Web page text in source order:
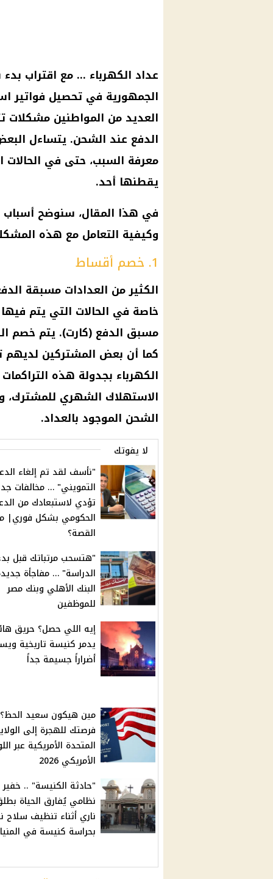
عداد الكهرباء … مع اقتراب
الجمهورية في تحصيل فواتير
العديد من المواطنين
الدفع عند الشحن. يتساءل
معرفة السبب، حتى في الحالات
يقطنها أحد.
في هذا المقال، سنوضح
وكيفية التعامل مع هذه
1. خصم أقساط
الكثير من العدادات مسبقة
خاصة في الحالات التي يتم
مسبق الدفع (كارت). يتم خصم
كما أن بعض المشتركين لديهم
الكهرباء بجدولة هذه
الاستهلاك الشهري
الشحن الموجود بالعداد.
لا يفوتك
"نأسف لقد تم إلغاء
التمويني" … مخالفات
تؤدي لاستبعادك من
الحكومي بشكل فوري|
القصة؟
"هتسحب مرتباتك قبل
الدراسة" … مفاجأة
البنك الأهلي وبنك مصر
للموظفين
إيه اللي حصل؟ حريق
يدمر كنيسة تاريخية
أضراراً جسيمة جداً
مين هيكون سعيد
فرصتك للهجرة إلى
المتحدة الأمريكية عبر
الأمريكي 2026
"حادثة الكنيسة" .. خفير
نظامي يُفارق الحياة
ناري أثناء تنظيف سلاح
بحراسة كنيسة في المنيا